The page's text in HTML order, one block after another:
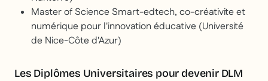
Master of Science Smart-edtech, co-créativite et
numérique pour l'innovation éducative (Université
de Nice-Côte d'Azur)
Les Diplômes Universitaires pour devenir DLM